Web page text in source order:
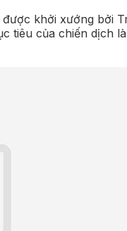
khởi xướng
tiêu của chiến dịch